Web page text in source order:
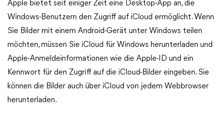
Apple bietet seit einiger Zeit eine Desktop-App an, die
Windows-Benutzern den Zugriff auf iCloud ermöglicht. Wenn
Sie Bilder mit einem Android-Gerät unter Windows teilen
möchten, müssen Sie iCloud für Windows herunterladen und
Apple-Anmeldeinformationen wie die Apple-ID und ein
Kennwort für den Zugriff auf die iCloud-Bilder eingeben. Sie
können die Bilder auch über iCloud von jedem Webbrowser
herunterladen.